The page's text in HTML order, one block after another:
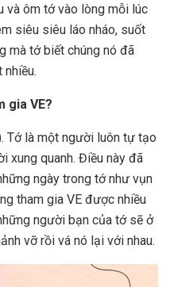
và ôm tớ vào lòng mỗi lúc
siêu siêu láo nháo, suốt
mà tớ biết chúng nó đã
gia VE?
Tớ là một người luôn tự tạo
xung quanh. Điều này đã
ngày trong tớ như vụn
tham gia VE được nhiều
người bạn của tớ sẽ ở
vỡ rồi vá nó lại với nhau.